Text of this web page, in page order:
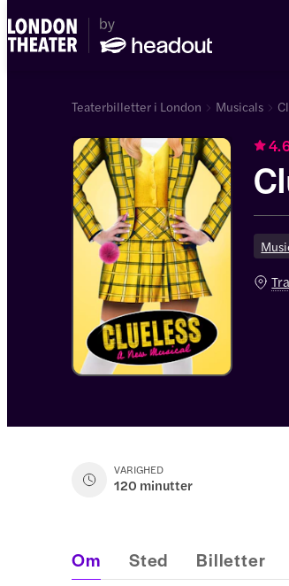
Teaterbilletter i London Musicals
VARIGHED
120 minutter
Om Sted Billetter